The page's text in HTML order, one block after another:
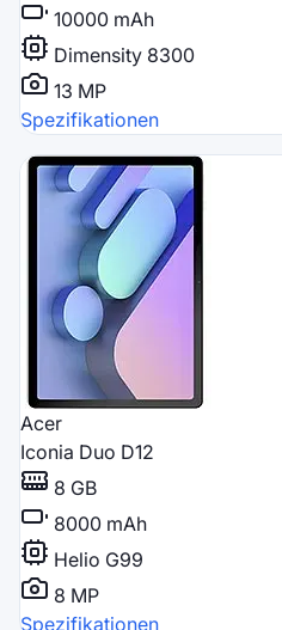
10000 mAh
Dimensity 8300
13 MP
Spezifikationen
Acer
Iconia Duo D12
8 GB
8000 mAh
Helio G99
8 MP
Spezifikationen